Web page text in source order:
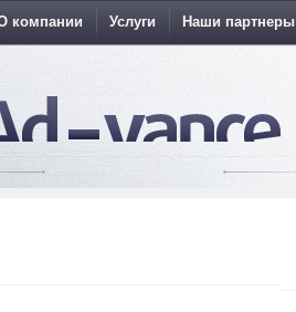
компании Услуги Наши партнеры